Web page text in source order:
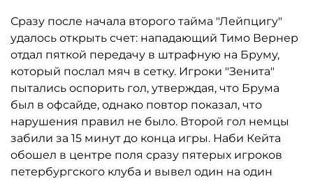
Сразу после начала второго тайма "Лейпцигу"
удалось открыть счет: нападающий Тимо Вернер
отдал пяткой передачу в штрафную на Бруму,
который послал мяч в сетку. Игроки "Зенита"
пытались оспорить гол, утверждая, что Брума
был в офсайде, однако повтор показал, что
нарушения правил не было. Второй гол немцы
забили за 15 минут до конца игры. Наби Кейта
обошел в центре поля сразу пятерых игроков
петербургского клуба и вывел один на один